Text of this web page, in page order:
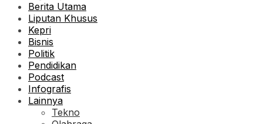
Berita Utama
Liputan Khusus
Kepri
Bisnis
Politik
Pendidikan
Podcast
Infografis
Lainnya
Tekno